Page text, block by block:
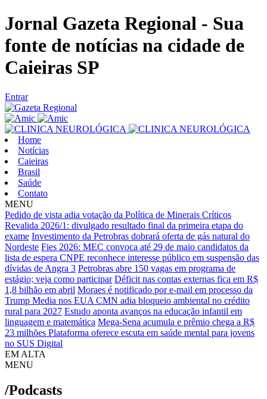
Jornal Gazeta Regional - Sua
fonte de notícias na cidade de
Caieiras SP
Entrar
Home
Notícias
Caieiras
Brasil
Saúde
Contato
MENU
Pedido de vista adia votação da Política de Minerais Críticos
Revalida 2026/1: divulgado resultado final da primeira etapa do
exame Investimento da Petrobras dobrará oferta de gás natural do
Nordeste Fies 2026: MEC convoca até 29 de maio candidatos da
lista de espera CNPE reconhece interesse público em suspensão das
dívidas de Angra 3 Petrobras abre 150 vagas em programa de
estágio; veja como participar Déficit nas contas externas fica em R$
1,8 bilhão em abril Moraes é notificado por e-mail em processo da
Trump Media nos EUA CMN adia bloqueio ambiental no crédito
rural para 2027 Estudo aponta avanços na educação infantil em
linguagem e matemática Mega-Sena acumula e prêmio chega a R$
23 milhões Plataforma oferece escuta em saúde mental para jovens
no SUS Digital
EM ALTA
MENU
/Podcasts